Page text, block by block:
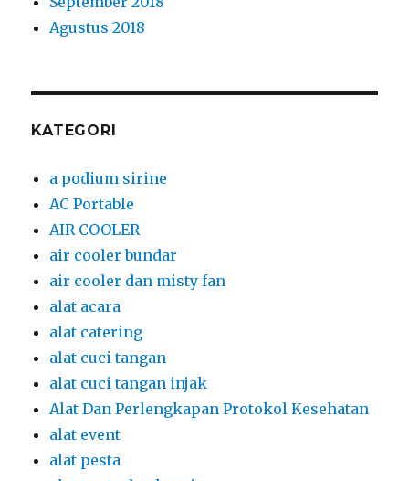
air cooler dan misty fan
alat acara
alat cuci tangan
Alat Dan Perlengkapan Protokol Kesehatan
alat pesta
alat pesta dan kursi
alat pesta dan perlengkapan event
alat pesta dan tenda
alat pesta meja bulat
alat pesta meja bulat dan kursi futura
alat pesta meja bulat dan kursi futura
bercover standar hotel
alat pesta meja bulat dengan cover
berstandar hote;
alat pesta meja bundar
alat pesta meja bundar dan kursi futura